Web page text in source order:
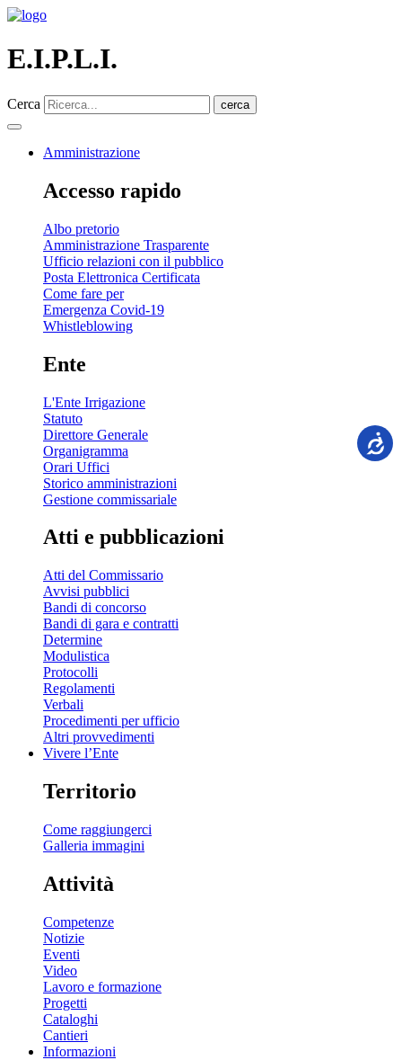
E.I.P.L.I.
Cerca cerca
Amministrazione
Accesso rapido
Albo pretorio
Amministrazione Trasparente
Ufficio relazioni con il pubblico
Posta Elettronica Certificata
Come fare per
Emergenza Covid-19
Whistleblowing
Ente
L'Ente Irrigazione
Statuto
Direttore Generale
Organigramma
Orari Uffici
Storico amministrazioni
Gestione commissariale
Atti e pubblicazioni
Atti del Commissario
Avvisi pubblici
Bandi di concorso
Bandi di gara e contratti
Determine
Modulistica
Protocolli
Regolamenti
Verbali
Procedimenti per ufficio
Altri provvedimenti
Vivere l’Ente
Territorio
Come raggiungerci
Galleria immagini
Attività
Competenze
Notizie
Eventi
Video
Lavoro e formazione
Progetti
Cataloghi
Cantieri
Informazioni